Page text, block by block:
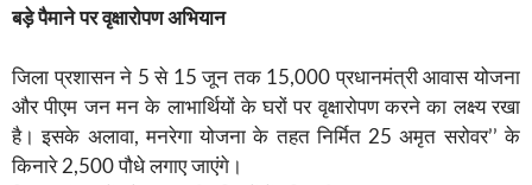
बड़े पैमाने पर वृक्षारोपण अभियान
जिला प्रशासन ने 5 से 15 जून तक 15,000 प्रधानमंत्री आवास योजना
और पीएम जन मन के लाभार्थियों के घरों पर वृक्षारोपण करने का लक्ष्य रखा
है। इसके अलावा, मनरेगा योजना के तहत निर्मित 25 अमृत सरोवर’’ के
किनारे 2,500 पौधे लगाए जाएंगे।